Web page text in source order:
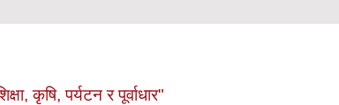
कृषि, पर्यटन र पूर्वाधार"